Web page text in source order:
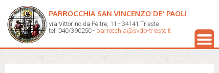
PARROCCHIA SAN VINCENZO DE' PAOLI
via Vittorino da Feltre, 11 - 34141 Trieste
tel. 040/390250 - parrocchia@svdp-trieste.it